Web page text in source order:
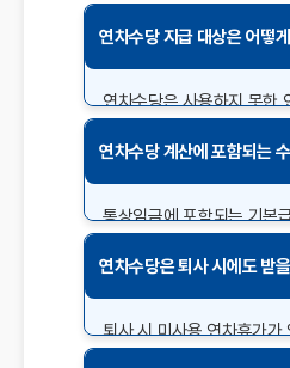
적용되는 근로자만 해당되
프리랜서는 해당되지 않습
연차수당 지급 대상은 어떻
연차수당은 사용하지 못한
사용한 연차휴가에 대해서
아니며, 사용 촉진 제도를
연차에 대해 지급됩니다.
연차수당 계산에 포함되는
통상임금에 포함되는 기본
포함됩니다. 비고정적인 초
포함되지 않으므로 주의해
연차수당은 퇴사 시에도 받
퇴사 시 미사용 연차휴가가